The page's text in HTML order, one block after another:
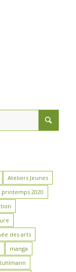
Ateliers Jeunes
2020
des arts
manga